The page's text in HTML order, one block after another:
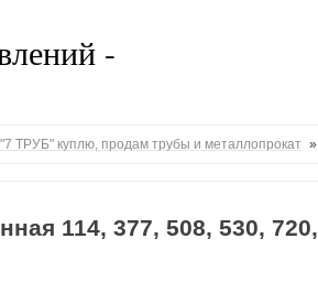
ТРУБ" куплю, продам трубы и металлопрокат »
114, 377, 508, 530, 720,